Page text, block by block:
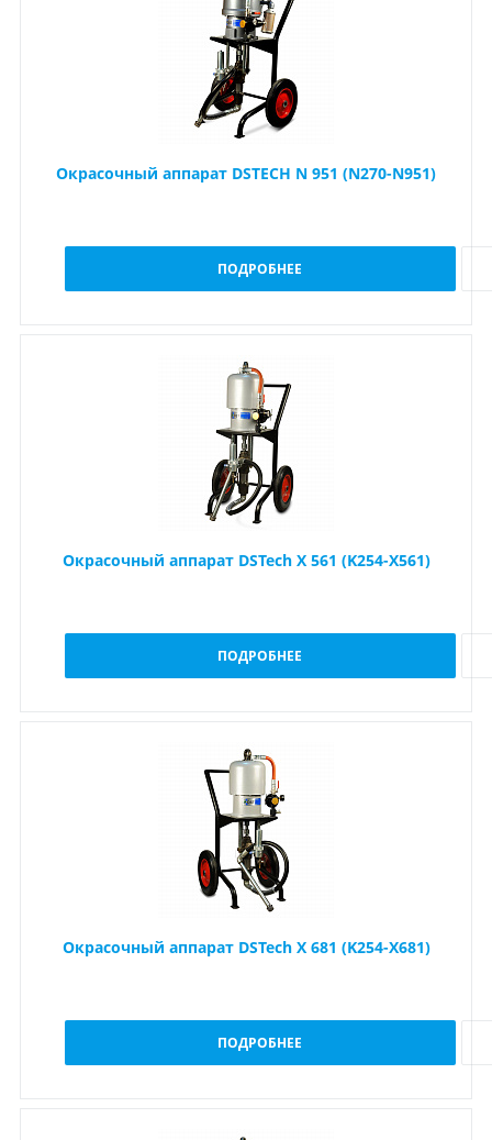
Окрасочный аппарат DSTECH N 951 (N270-N951)
ПОДРОБНЕЕ
Окрасочный аппарат DSTech X 561 (K254-X561)
ПОДРОБНЕЕ
Окрасочный аппарат DSTech X 681 (K254-X681)
ПОДРОБНЕЕ